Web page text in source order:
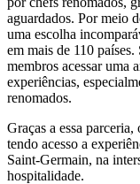
aguardados. Por meio
uma escolha
em mais de 110
membros acessar uma
experiências,
renomados.
Graças a essa
tendo acesso a
Saint-Germain, na
hospitalidade.